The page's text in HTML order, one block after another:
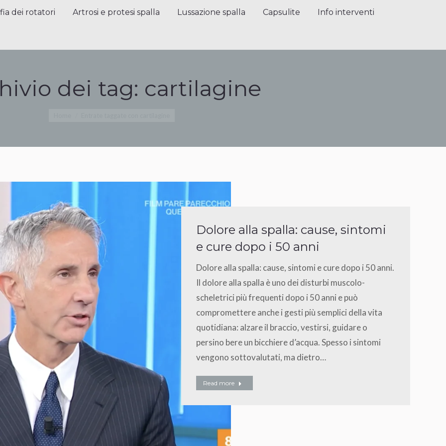
dei rotatori Artrosi e protesi spalla Lussazione spalla Capsulite Info interventi
dei tag: cartilagine
Dolore alla spalla: cause, sintomi
e cure dopo i 50 anni
Dolore alla spalla: cause, sintomi e cure dopo i 50 anni.
Il dolore alla spalla è uno dei disturbi muscolo-
scheletrici più frequenti dopo i 50 anni e può
compromettere anche i gesti più semplici della vita
quotidiana: alzare il braccio, vestirsi, guidare o
persino bere un bicchiere d’acqua. Spesso i sintomi
vengono sottovalutati, ma dietro…
Read more
dei rotatori Artrosi e protesi spalla Lussazione spalla Capsulite Info interventi